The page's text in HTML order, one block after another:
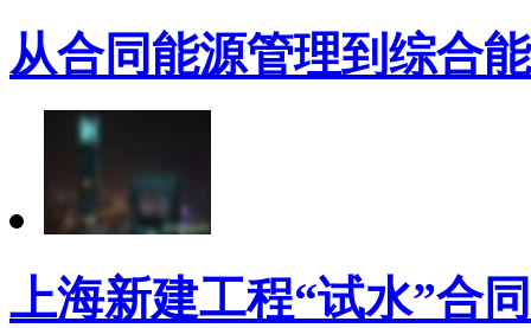
从合同能源管理到综合
上海新建工程“试水”合